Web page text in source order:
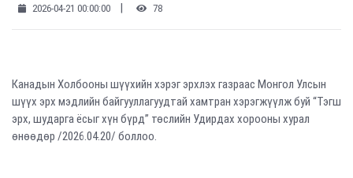
2026-04-21 00:00:00 | 78
Канадын Холбооны шүүхийн хэрэг эрхлэх газраас Монгол Улсын
шүүх эрх мэдлийн байгууллагуудтай хамтран хэрэгжүүлж буй “Тэгш
эрх, шударга ёсыг хүн бүрд” төслийн Удирдах хорооны хурал
өнөөдөр /2026.04.20/ боллоо.